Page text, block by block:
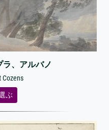
ラ、アルバノ
Cozens
ぶ